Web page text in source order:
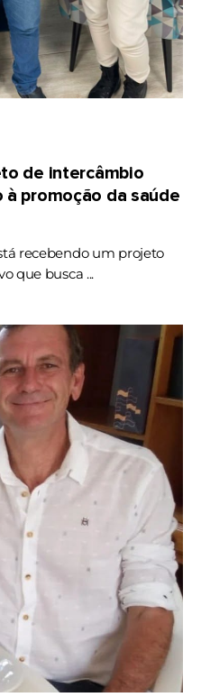
de intercâmbio
promoção da saúde
recebendo um projeto
que busca ...